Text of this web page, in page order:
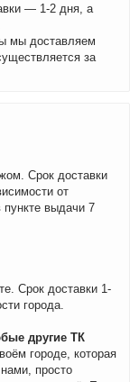
— 1-2 дня, а
мы доставляем
за
Срок доставки
от
пункте выдачи 7
Срок доставки 1-
города.
другие ТК
городе, которая
просто